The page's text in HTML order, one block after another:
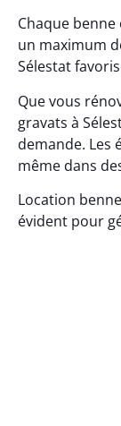
Chaque benne
un maximum
Sélestat
Que vous
gravats à
demande. Les
même dans
Location
évident pour